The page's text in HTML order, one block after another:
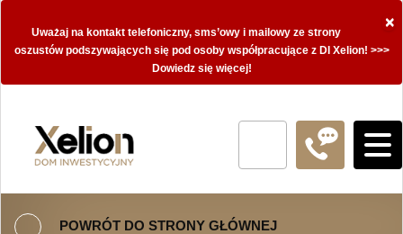
×
Uważaj na kontakt telefoniczny, sms’owy i mailowy ze strony
oszustów podszywających się pod osoby współpracujące z DI Xelion! >>>
Dowiedz się więcej!
POWRÓT DO STRONY GŁÓWNEJ